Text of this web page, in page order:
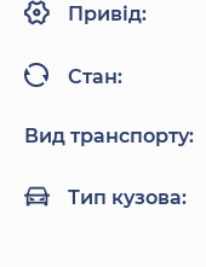
Привід:
Стан:
Вид транспорту:
Тип кузова: